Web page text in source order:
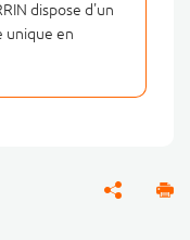
dispose d'un
unique en